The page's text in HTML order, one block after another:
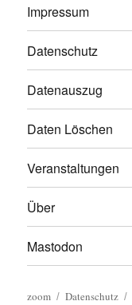
Impressum
Datenschutz
Datenauszug
Daten Löschen
Veranstaltungen
Über
Mastodon
zoom Datenschutz